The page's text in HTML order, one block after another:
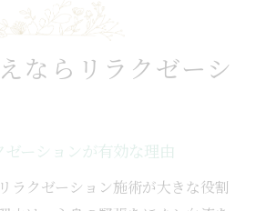
ならリラクゼーシ
ーションが有効な理由
ラクゼーション施術が大きな役割